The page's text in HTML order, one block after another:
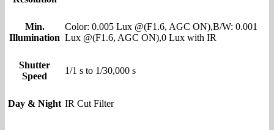
Min.
Illumination
Color: 0.005 Lux @(F1.6, AGC ON),B/W: 0.001
Lux @(F1.6, AGC ON),0 Lux with IR
Shutter
Speed
1/1 s to 1/30,000 s
Day & Night IR Cut Filter